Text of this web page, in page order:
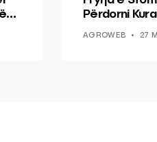
Përdorni
AGROWEB 27